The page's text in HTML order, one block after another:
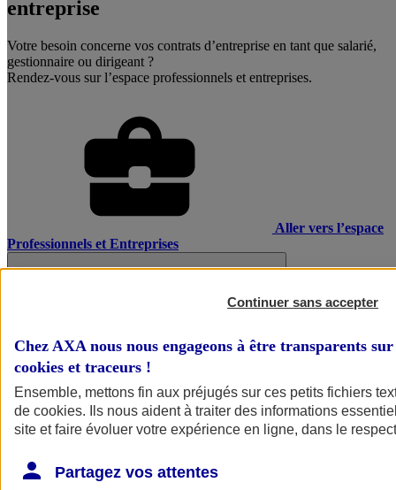
entreprise
Votre besoin concerne vos contrats d’entreprise en tant que salarié,
gestionnaire ou dirigeant ?
Rendez-vous sur l’espace professionnels et entreprises.
Aller vers l’espace
Professionnels et Entreprises
Continuer sans accepter
Chez AXA nous nous engageons à être transparents
cookies et traceurs !
Ensemble, mettons fin aux préjugés sur ces petits fichiers
de cookies. Ils nous aident à traiter des informations
site et faire évoluer votre expérience en ligne, dans le
Partagez vos attentes